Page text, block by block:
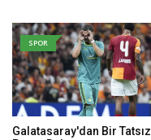
SPOR
Galatasaray'dan Bir Tatsız